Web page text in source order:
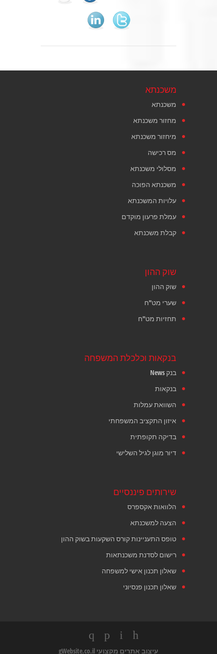
משכנתא
משכנתא
מחזור משכנתא
מיחזור משכנתא
מס רכישה
מסלולי משכנתא
משכנתא הפוכה
עלויות המשכנתא
עמלת פרעון מוקדם
קבלת משכנתא
שוק ההון
שוק ההון
שערי מט"ח
תחזיות מט"ח
בנקאות וכלכלת המשפחה
בנק News
בנקאות
השוואת עמלות
איזון התקציב המשפחתי
בדיקה תקופתית
דיור מוגן לגיל השלישי
שירותים פיננסיים
הלוואות אקספרס
הצעה למשכנתא
טופס התעניינות קורס השקעות בשוק ההון
רישום לסדנת משכנתאות
שאלון תכנון אישי למשפחה
שאלון תכנון פנסיוני
עיצוב אתרים מקצועי